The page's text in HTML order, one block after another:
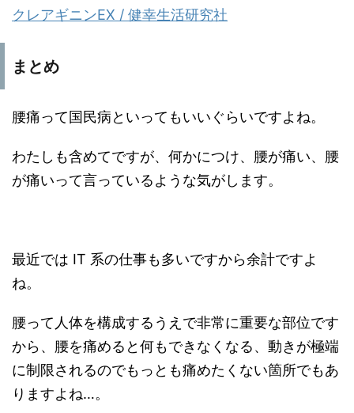
クレアギニンEX / 健幸生活研究社
まとめ
腰痛って国民病といってもいいぐらいですよね。
わたしも含めてですが、何かにつけ、腰が痛い、腰
が痛いって言っているような気がします。
最近では IT 系の仕事も多いですから余計ですよ
ね。
腰って人体を構成するうえで非常に重要な部位です
から、腰を痛めると何もできなくなる、動きが極端
に制限されるのでもっとも痛めたくない箇所でもあ
りますよね…。